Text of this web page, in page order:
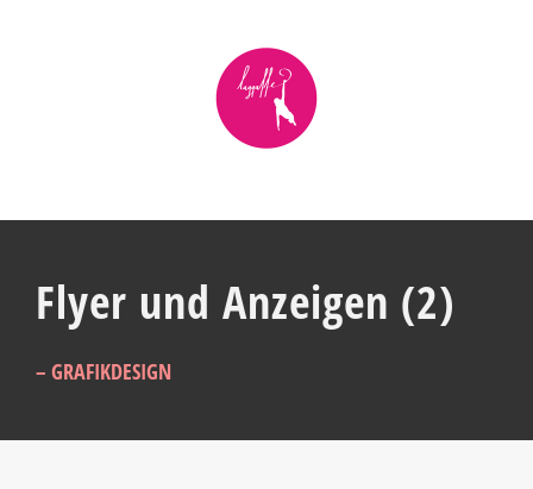
Flyer und Anzeigen (2)
– GRAFIKDESIGN